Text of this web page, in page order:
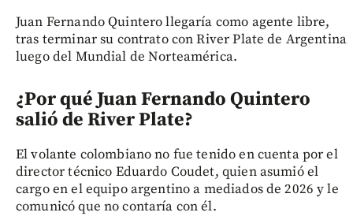
Juan Fernando Quintero llegaría como agente libre,
tras terminar su contrato con River Plate de Argentina
luego del Mundial de Norteamérica.
¿Por qué Juan Fernando Quintero
salió de River Plate?
El volante colombiano no fue tenido en cuenta por el
director técnico Eduardo Coudet, quien asumió el
cargo en el equipo argentino a mediados de 2026 y le
comunicó que no contaría con él.